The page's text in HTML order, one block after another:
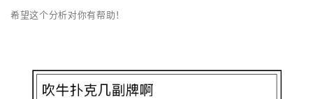
希望这个分析对你有帮助！